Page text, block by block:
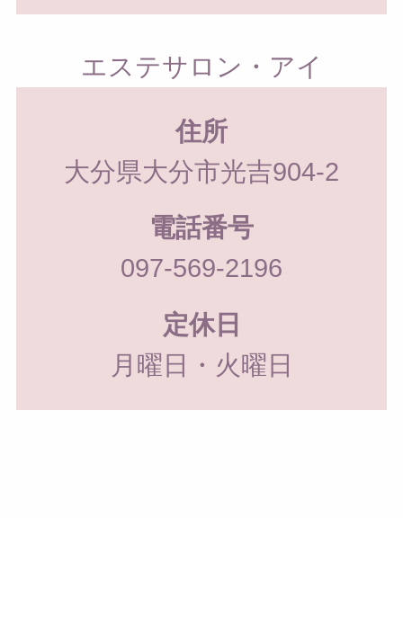
エステサロン・アイ
住所
大分県大分市光吉904-2
電話番号
097-569-2196
定休日
月曜日・火曜日